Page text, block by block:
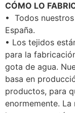
CÓMO LO
• Todos
España.
• Los tejidos
para la
gota de agua.
basa en
productos, para
enormemente.